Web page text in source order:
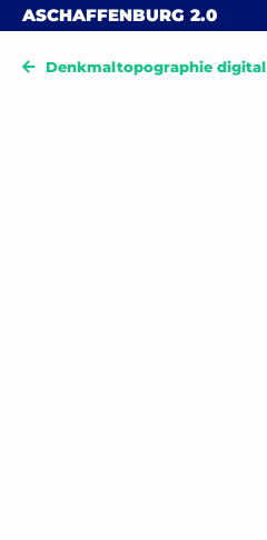
Skip to content
ASCHAFFENBURG 2.0
Denkmaltopographie digital